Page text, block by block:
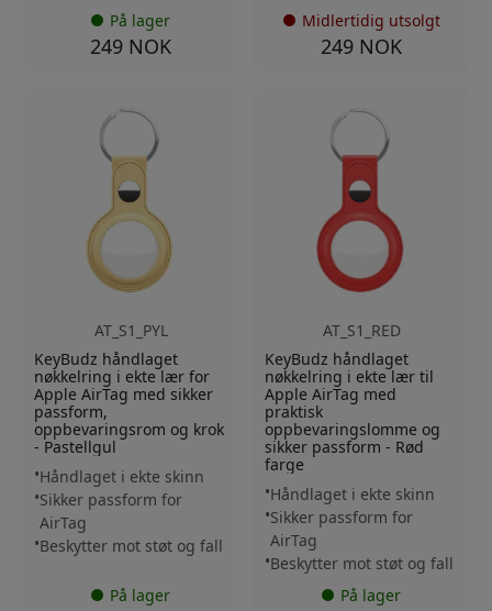
På lager
249 NOK
Midlertidig utsolgt
249 NOK
AT_S1_PYL
KeyBudz håndlaget
nøkkelring i ekte lær for
Apple AirTag med sikker
passform,
oppbevaringsrom og krok
- Pastellgul
Håndlaget i ekte skinn
Sikker passform for
AirTag
Beskytter mot støt og fall
På lager
AT_S1_RED
KeyBudz håndlaget
nøkkelring i ekte lær til
Apple AirTag med
praktisk
oppbevaringslomme og
sikker passform - Rød
farge
Håndlaget i ekte skinn
Sikker passform for
AirTag
Beskytter mot støt og fall
På lager